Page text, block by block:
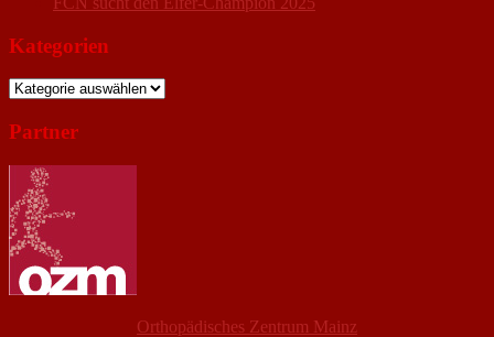
Kategorien
Kategorien
Partner
Orthopädisches Zentrum Mainz